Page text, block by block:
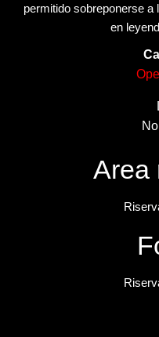
permitido sobreponerse
en
Area